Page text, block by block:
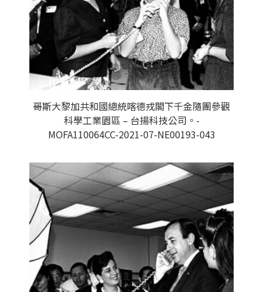
哥斯大黎加共和國總統喀德戎閣下千金隨團參觀
科學工業園區 – 台揚科技公司。-
MOFA110064CC-2021-07-NE00193-043